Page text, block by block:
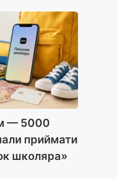
— 5000
приймати
школяра»